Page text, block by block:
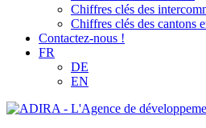
Chiffres clés des
Chiffres clés des cantons
Contactez-nous !
FR
DE
EN